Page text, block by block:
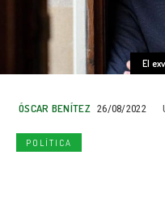
El
ÓSCAR BENÍTEZ 26/08/2022
POLÍTICA